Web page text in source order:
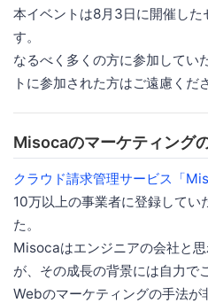
本イベントは8月3日に開催した
す。
なるべく多くの方に参加してい
トに参加された方はご遠慮くだ
Misocaのマーケティング
クラウド請求管理サービス「
10万以上の事業者に登録してい
た。
Misocaはエンジニアの会社と
が、その成長の背景には自力で
Webのマーケティングの手法が